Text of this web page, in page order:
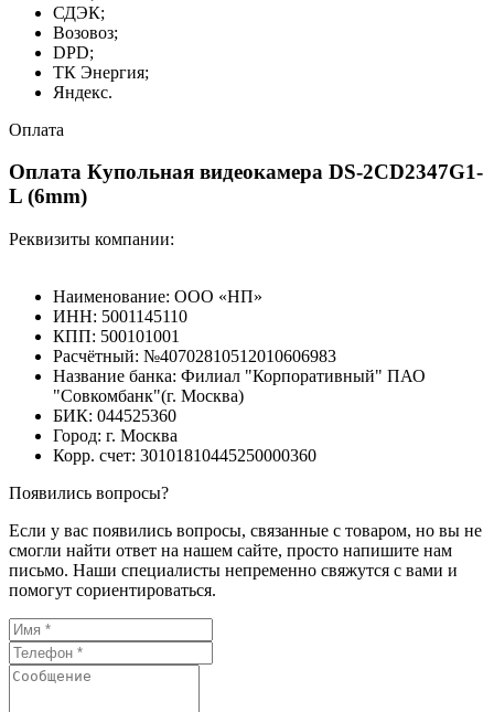
СДЭК;
Возовоз;
DPD;
ТК Энергия;
Яндекс.
Оплата
Оплата Купольная видеокамера DS-2CD2347G1-
L (6mm)
Реквизиты компании:
Наименование: ООО «НП»
ИНН: 5001145110
КПП: 500101001
Расчётный: №40702810512010606983
Название банка: Филиал "Корпоративный" ПАО
"Совкомбанк"(г. Москва)
БИК: 044525360
Город: г. Москва
Корр. счет: 30101810445250000360
Появились вопросы?
Если у вас появились вопросы, связанные с товаром, но вы не
смогли найти ответ на нашем сайте, просто напишите нам
письмо. Наши специалисты непременно свяжутся с вами и
помогут сориентироваться.